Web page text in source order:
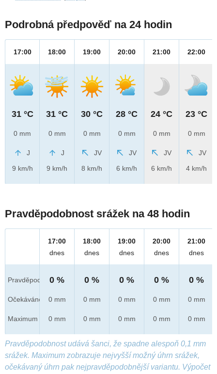
Podrobná předpověď na 24 hodin
17:00
31 °C
0 mm
J
9 km/h
18:00
31 °C
0 mm
J
9 km/h
19:00
30 °C
0 mm
JV
8 km/h
20:00
28 °C
0 mm
JV
6 km/h
21:00
24 °C
0 mm
JV
6 km/h
22:00
23 °C
0 mm
JV
4 km/h
Pravděpodobnost srážek na 48 hodin
Pravděpod.
Očekáváno
Maximum
17:00
dnes
0 %
0 mm
0 mm
18:00
dnes
0 %
0 mm
0 mm
19:00
dnes
0 %
0 mm
0 mm
20:00
dnes
0 %
0 mm
0 mm
21:00
dnes
0 %
0 mm
0 mm
Pravděpodobnost udává šanci, že spadne alespoň 0,1 mm
srážek. Maximum zobrazuje nejvyšší možný úhrn srážek,
očekávaný úhrn pak nejpravděpodobnější variantu. Výpočet